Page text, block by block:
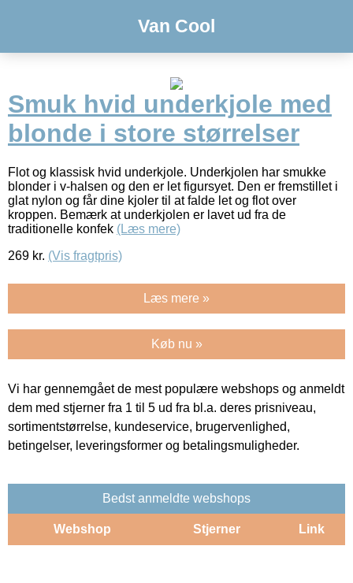
Van Cool
Smuk hvid underkjole med
blonde i store størrelser
Flot og klassisk hvid underkjole. Underkjolen har smukke
blonder i v-halsen og den er let figursyet. Den er fremstillet i
glat nylon og får dine kjoler til at falde let og flot over
kroppen. Bemærk at underkjolen er lavet ud fra de
traditionelle konfek (Læs mere)
269 kr. (Vis fragtpris)
Læs mere »
Køb nu »
Vi har gennemgået de mest populære webshops og anmeldt
dem med stjerner fra 1 til 5 ud fra bl.a. deres prisniveau,
sortimentstørrelse, kundeservice, brugervenlighed,
betingelser, leveringsformer og betalingsmuligheder.
Bedst anmeldte webshops
Webshop Stjerner Link